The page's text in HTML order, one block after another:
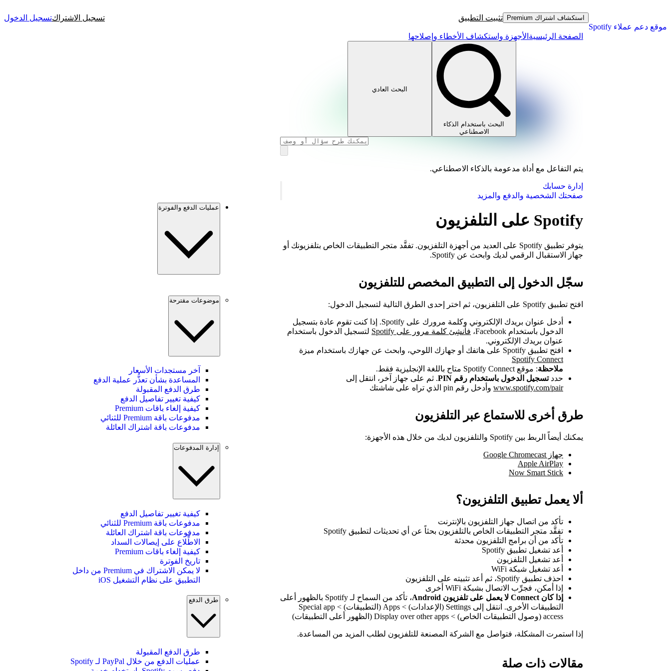
موقع دعم عملاء Spotify
استكشاف اشتراك Premium تثبيت التطبيق تسجيل الاشتراكتسجيل الدخول
الصفحة الرئيسية الأجهزة واستكشاف الأخطاء وإصلاحها
البحث باستخدام الذكاء
الاصطناعي
البحث العادي
يتم التفاعل مع أداة مدعومة بالذكاء الاصطناعي.
إدارة حسابك
صفحتك الشخصية والدفع والمزيد
Spotify على التلفزيون
يتوفر تطبيق Spotify على العديد من أجهزة التلفزيون. تفقَّد متجر التطبيقات الخاص بتلفزيونك أو
جهاز الاستقبال الرقمي لديك وابحث عن Spotify.
سجّل الدخول إلى التطبيق المخصص للتلفزيون
افتح تطبيق Spotify على التلفزيون، ثم اختر إحدى الطرق التالية لتسجيل الدخول:
أدخل عنوان بريدك الإلكتروني وكلمة مرورك على Spotify. إذا كنت تقوم عادة بتسجيل
الدخول باستخدام Facebook،
فأنشِئ كلمة مرور على Spotify
لتسجيل الدخول باستخدام
عنوان بريدك الإلكتروني.
افتح تطبيق Spotify على هاتفك أو جهازك اللوحي، وابحث عن جهازك باستخدام ميزة
Spotify Connect
ملاحظة: موقع Spotify Connect متاح باللغة الإنجليزية فقط.
حددتسجيل الدخول باستخدام رقم PIN
. ثم على جهاز آخر، انتقل إلى
www.spotify.com/pair وأدخل رقم pin الذي تراه على شاشتك
طرق أخرى للاستماع عبر التلفزيون
يمكنك أيضاً الربط بين Spotify والتلفزيون لديك من خلال هذه الأجهزة:
جهاز Google Chromecast
Apple AirPlay
Now Smart Stick
ألا يعمل تطبيق التلفزيون؟
تأكد من اتصال جهاز التلفزيون بالإنترنت
تفقَّد متجر التطبيقات الخاص بالتلفزيون بحثاً عن أي تحديثات لتطبيق Spotify
تأكد من أن برامج التلفزيون محدثة
أعد تشغيل تطبيق Spotify
أعد تشغيل التلفزيون
أعد تشغيل شبكة WiFi
احذف تطبيق Spotify، ثم أعد تثبيته على التلفزيون
إذا أمكن، فجرِّب الاتصال بشبكة WiFi أخرى
إذا كان Connect لا يعمل على تلفزيون Android
، تأكد من السماح لـ Spotify بالظهور أعلى
التطبيقات الأخرى. انتقل إلى Settings (الإعدادات) > Apps (التطبيقات) > Special app
access (وصول التطبيقات الخاص) > Display over other apps (الظهور أعلى التطبيقات)
إذا استمرت المشكلة، فتواصل مع الشركة المصنعة للتلفزيون لطلب المزيد من المساعدة.
مقالات ذات صلة
عمليات الدفع والفوترة
موضوعات مقترحة
آخر مستجدات الأسعار
المساعدة بشأن تعذُّر عملية الدفع
طرق الدفع المقبولة
كيفية تغيير تفاصيل الدفع
كيفية إلغاء باقات Premium
مدفوعات باقة Premium للثنائي
مدفوعات باقة اشتراك العائلة
إدارة المدفوعات
كيفية تغيير تفاصيل الدفع
مدفوعات باقة Premium للثنائي
مدفوعات باقة اشتراك العائلة
الاطِّلاع على إيصالات السداد
كيفية إلغاء باقات Premium
تاريخ الفوترة
لا يمكن الاشتراك في Premium من داخل
التطبيق على نظام التشغيل iOS
طرق الدفع
طرق الدفع المقبولة
عمليات الدفع من خلال PayPal لـ Spotify